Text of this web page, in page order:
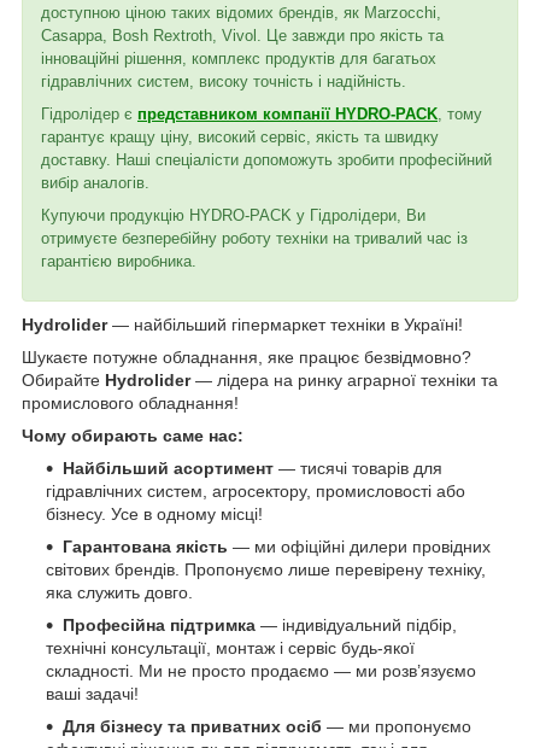
доступною ціною таких відомих брендів, як Marzocchi,
Casappa, Bosh Rextroth, Vivol. Це завжди про якість та
інноваційні рішення, комплекс продуктів для багатьох
гідравлічних систем, високу точність і надійність.
Гідролідер є представником компанії HYDRO-PACK , тому
гарантує кращу ціну, високий сервіс, якість та швидку
доставку. Наші спеціалісти допоможуть зробити професійний
вибір аналогів.
Купуючи продукцію HYDRO-PACK у Гідролідери, Ви
отримуєте безперебійну роботу техніки на тривалий час із
гарантією виробника.
Hydrolider— найбільший гіпермаркет техніки в Україні!
Шукаєте потужне обладнання, яке працює безвідмовно?
Обирайте Hydrolider— лідера на ринку аграрної техніки та
промислового обладнання!
Чому обирають саме нас:
Найбільший асортимент — тисячі товарів для
гідравлічних систем, агросектору, промисловості або
бізнесу. Усе в одному місці!
Гарантована якість — ми офіційні дилери провідних
світових брендів. Пропонуємо лише перевірену техніку,
яка служить довго.
Професійна підтримка — індивідуальний підбір,
технічні консультації, монтаж і сервіс будь-якої
складності. Ми не просто продаємо — ми розв’язуємо
ваші задачі!
Для бізнесу та приватних осіб — ми пропонуємо